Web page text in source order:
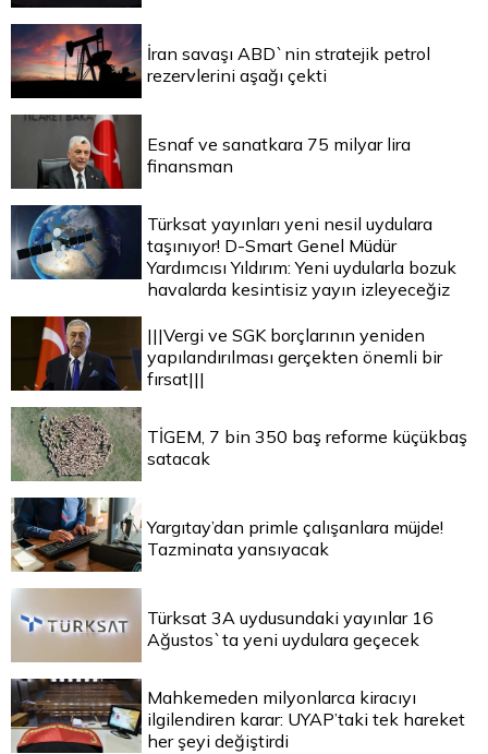
İran savaşı ABD`nin stratejik petrol
rezervlerini aşağı çekti
Esnaf ve sanatkara 75 milyar lira
finansman
Türksat yayınları yeni nesil uydulara
taşınıyor! D-Smart Genel Müdür
Yardımcısı Yıldırım: Yeni uydularla bozuk
havalarda kesintisiz yayın izleyeceğiz
|||Vergi ve SGK borçlarının yeniden
yapılandırılması gerçekten önemli bir
fırsat|||
TİGEM, 7 bin 350 baş reforme küçükbaş
satacak
Yargıtay’dan primle çalışanlara müjde!
Tazminata yansıyacak
Türksat 3A uydusundaki yayınlar 16
Ağustos`ta yeni uydulara geçecek
Mahkemeden milyonlarca kiracıyı
ilgilendiren karar: UYAP’taki tek hareket
her şeyi değiştirdi